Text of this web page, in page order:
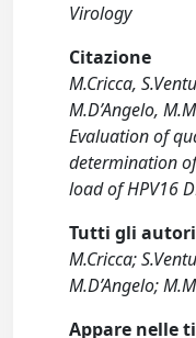
Virology
Citazione
M.Cricca,
M.D’Angelo,
Evaluation of
determination
load of HPV16
Tutti gli autori
M.Cricca;
M.D’Angelo;
Appare nelle